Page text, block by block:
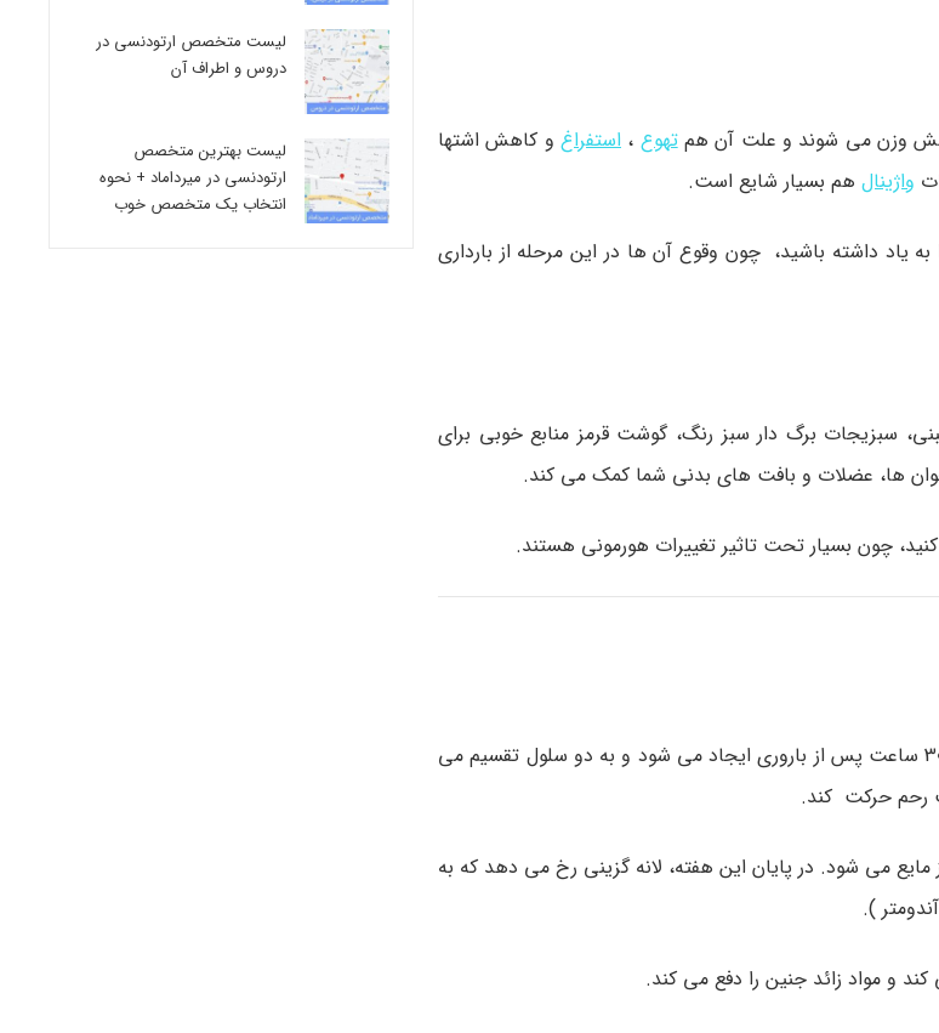
کاهش وزن می شوند و علت آن همتهوع ، استفراغ و کاهش اشتها
واژینال هم بسیار شایع است.
داشته باشید، چون وقوع آن ها در این مرحله از بارداری
سبزیجات برگ دار سبز رنگ، گوشت قرمز منابع خوبی برای
ها، عضلات و بافت های بدنی شما کمک می کند.
چون بسیار تحت تاثیر تغییرات هورمونی هستند.
، مورولا می گوئیم. توپی سلولی است که حدود 30 ساعت پس از باروری ایجاد می شود و به دو سلول تقسیم می
می شود. در پایان این هفته، لانه گزینی رخ می دهد که به
).
و مواد زائد جنین را دفع می کند.
لیست متخصص ارتودنسی در
دروس و اطراف آن
لیست بهترین متخصص
ارتودنسی در میرداماد + نحوه
انتخاب یک متخصص خوب